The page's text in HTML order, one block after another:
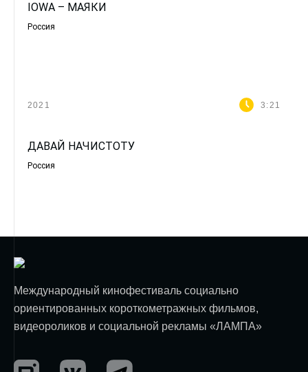
IOWA – МАЯКИ
Россия
2021 3:21
ДАВАЙ НАЧИСТОТУ
Россия
Международный кинофестиваль социально
ориентированных короткометражных фильмов,
видеороликов и социальной рекламы «ЛАМПА»